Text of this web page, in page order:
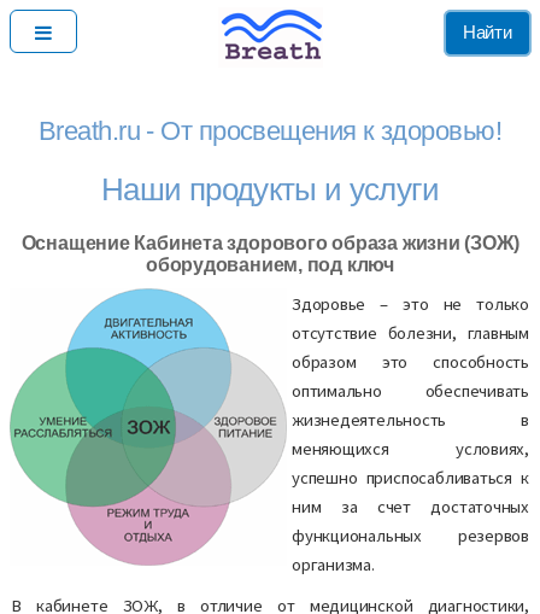
Найти
Breath.ru - От просвещения к здоровью!
Наши продукты и услуги
Оснащение Кабинета здорового образа жизни (ЗОЖ)
оборудованием, под ключ
Здоровье – это не только
отсутствие болезни, главным
образом это способность
оптимально обеспечивать
жизнедеятельность в
меняющихся условиях,
успешно приспосабливаться к
ним за счет достаточных
функциональных резервов
организма.
В кабинете ЗОЖ, в отличие от медицинской диагностики,